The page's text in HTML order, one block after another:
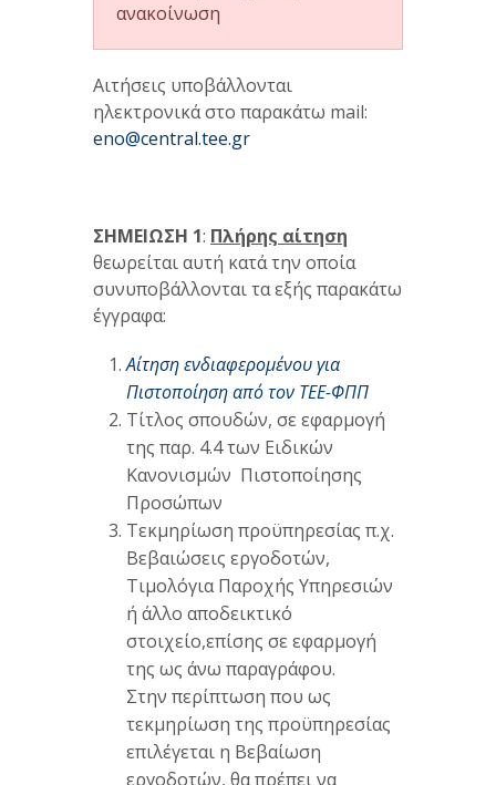
ανακοίνωση
Αιτήσεις υποβάλλονται
ηλεκτρονικά στο παρακάτω mail:
eno@central.tee.gr
ΣΗΜΕΙΩΣΗ 1: Πλήρης αίτηση
θεωρείται αυτή κατά την οποία
συνυποβάλλονται τα εξής παρακάτω
έγγραφα:
Αίτηση ενδιαφερομένου για
Πιστοποίηση από τον ΤΕΕ-ΦΠΠ
Τίτλος σπουδών, σε εφαρμογή
της παρ. 4.4 των Ειδικών
Κανονισμών Πιστοποίησης
Προσώπων
Τεκμηρίωση προϋπηρεσίας π.χ.
Βεβαιώσεις εργοδοτών,
Τιμολόγια Παροχής Υπηρεσιών
ή άλλο αποδεικτικό
στοιχείο,επίσης σε εφαρμογή
της ως άνω παραγράφου.
Στην περίπτωση που ως
τεκμηρίωση της προϋπηρεσίας
επιλέγεται η Βεβαίωση
εργοδοτών, θα πρέπει να